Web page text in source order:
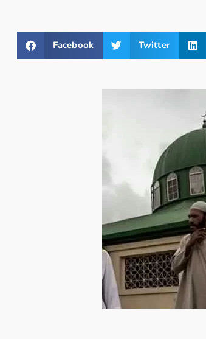
Facebook Twitter